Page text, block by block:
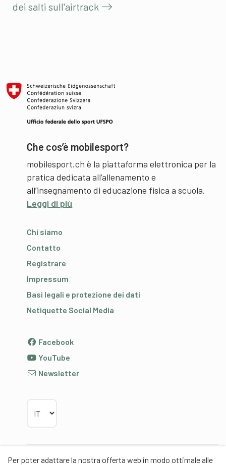
Per poter adattare la nostra offerta web in modo ottimale alle
dei salti sull'airtrack
Che cos’è mobilesport?
mobilesport.ch è la piattaforma elettronica per la
pratica dedicata all’allenamento e
all’insegnamento di educazione fisica a scuola.
Leggi di più
Chi siamo
Contatto
Registrare
Impressum
Basi legali e protezione dei dati
Netiquette Social Media
Facebook
YouTube
Newsletter